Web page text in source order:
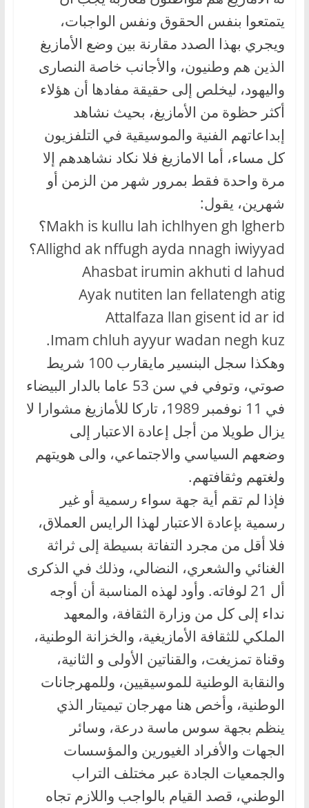
يتمتعوا بنفس الحقوق ونفس الواجبات،
ويجري بهذا الصدد مقارنة بين وضع الأمازيغ
الذين هم وطنيون، والأجانب خاصة النصارى
واليهود، ليخلص إلى حقيقة مفادها أن هؤلاء
أكثر حظوة من الأمازيغ، بحيث نشاهد
إبداعاتهم الفنية والموسيقية في التلفزيون
كل مساء، أما الامازيغ فلا نكاد نشاهدهم إلا
مرة واحدة فقط بمرور شهر من الزمن أو
شهرين، يقول:
Makh is kullu lah ichlhyen gh lgherb؟
Allighd ak nffugh ayda nnagh iwiyyad؟
Ahasbat irumin akhuti d lahud
Ayak nutiten lan fellatengh atig
Attalfaza llan gisent id ar id
Imam chluh ayyur wadan negh kuz.
وهكذا سجل البنسير مايقارب 100 شريط
صوتي، وتوفي في سن 53 عاما بالدار البيضاء
في 11 نوفمبر 1989، تاركا للأمازيغ مشوارا لا
يزال طويلا من أجل إعادة الاعتبار إلى
وضعهم السياسي والاجتماعي، والى هويتهم
ولغتهم وثقافتهم.
فإذا لم تقم أية جهة سواء رسمية أو غير
رسمية بإعادة الاعتبار لهذا الرايس العملاق،
فلا أقل من مجرد التفاتة بسيطة إلى ثراثة
الغنائي والشعري، النضالي، وذلك في الذكرى
أل 21 لوفاته. وأود لهذه المناسبة أن أوجه
نداء إلى كل من وزارة الثقافة، والمعهد
الملكي للثقافة الأمازيغية، والخزانة الوطنية،
وقناة تمزيغت، والقناتين الأولى و الثانية،
والنقابة الوطنية للموسيقيين، وللمهرجانات
الوطنية، وأخص هنا مهرجان تيميتار الذي
ينظم بجهة سوس ماسة درعة، وسائر
الجهات والأفراد الغيورين والمؤسسات
والجمعيات الجادة عبر مختلف التراب
الوطني، قصد القيام بالواجب واللازم تجاه